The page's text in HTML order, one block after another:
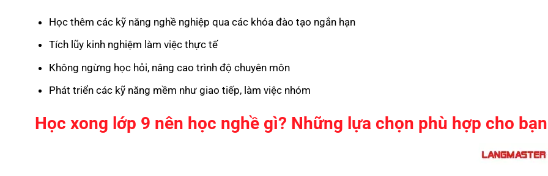
Học thêm các kỹ năng nghề nghiệp qua các khóa đào tạo ngắn hạn
Tích lũy kinh nghiệm làm việc thực tế
Không ngừng học hỏi, nâng cao trình độ chuyên môn
Phát triển các kỹ năng mềm như giao tiếp, làm việc nhóm
Học xong lớp 9 nên học nghề gì? Những lựa chọn phù hợp cho